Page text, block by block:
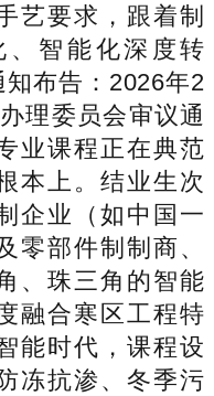
艺要求，跟着制
智能化深度转
布告：2026年2
理委员会审议通
业课程正在典范
本上。结业生次
企业（如中国一
零部件制制商、
、珠三角的智能
融合寒区工程特
能时代，课程设
冻抗渗、冬季污